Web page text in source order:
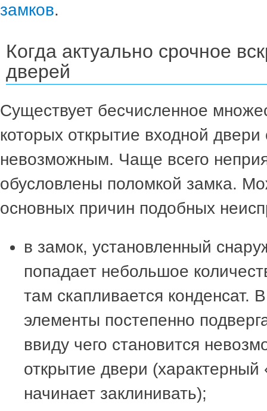
замков.
Когда актуально срочное
дверей
Существует бесчисленное
которых открытие входной двери
невозможным. Чаще всего
обусловлены поломкой замка.
основных причин подобных
в замок, установленный
попадает небольшое
там скапливается конденсат.
элементы постепенно
ввиду чего становится
открытие двери
начинает заклинивать);